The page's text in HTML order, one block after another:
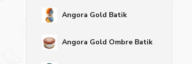
Angora Gold Batik
Angora Gold Ombre Batik